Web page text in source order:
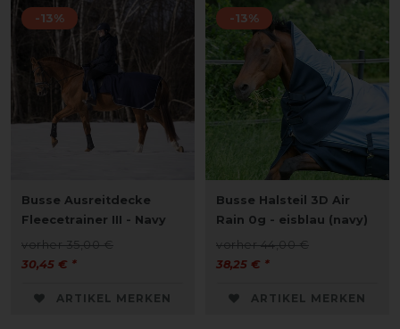
-13%
Busse Ausreitdecke
Fleecetrainer III - Navy
vorher 35,00 €
30,45 € *
ARTIKEL MERKEN
-13%
Busse Halsteil 3D Air
Rain 0g - eisblau (navy)
vorher 44,00 €
38,25 € *
ARTIKEL MERKEN